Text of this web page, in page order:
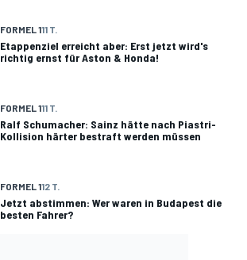
FORMEL 111 T.
Etappenziel erreicht aber: Erst jetzt wird's
richtig ernst für Aston & Honda!
FORMEL 111 T.
Ralf Schumacher: Sainz hätte nach Piastri-
Kollision härter bestraft werden müssen
FORMEL 112 T.
Jetzt abstimmen: Wer waren in Budapest die
besten Fahrer?